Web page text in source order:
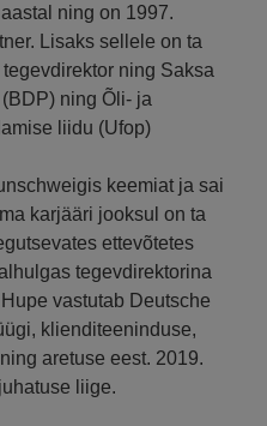
ning on 1997.
Lisaks sellele on ta
ning Saksa
ning Õli- ja
liidu (Ufop)
keemiat ja sai
karjääri jooksul on ta
ettevõtetes
tegevdirektorina
vastutab Deutsche
klienditeeninduse,
aretuse eest. 2019.
liige.